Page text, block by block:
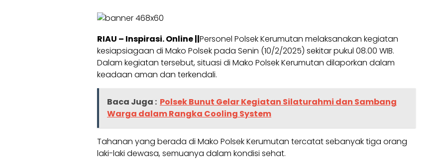
RIAU – Inspirasi. Online ||Personel Polsek Kerumutan melaksanakan kegiatan
kesiapsiagaan di Mako Polsek pada Senin (10/2/2025) sekitar pukul 08.00 WIB.
Dalam kegiatan tersebut, situasi di Mako Polsek Kerumutan dilaporkan dalam
keadaan aman dan terkendali.
Baca Juga : Polsek Bunut Gelar Kegiatan Silaturahmi dan Sambang
Warga dalam Rangka Cooling System
Tahanan yang berada di Mako Polsek Kerumutan tercatat sebanyak tiga orang
laki-laki dewasa, semuanya dalam kondisi sehat.